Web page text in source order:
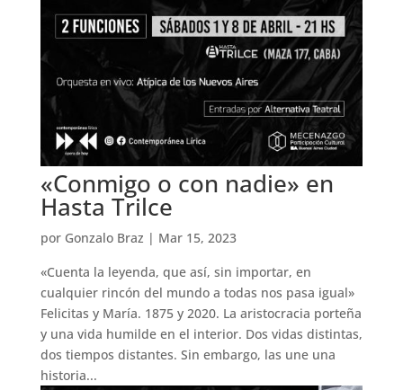
«Conmigo o con nadie» en
Hasta Trilce
por Gonzalo Braz | Mar 15, 2023
«Cuenta la leyenda, que así, sin importar, en
cualquier rincón del mundo a todas nos pasa igual»
Felicitas y María. 1875 y 2020. La aristocracia porteña
y una vida humilde en el interior. Dos vidas distintas,
dos tiempos distantes. Sin embargo, las une una
historia...